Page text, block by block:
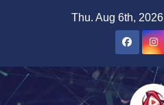
Thu. Aug 6th, 2026